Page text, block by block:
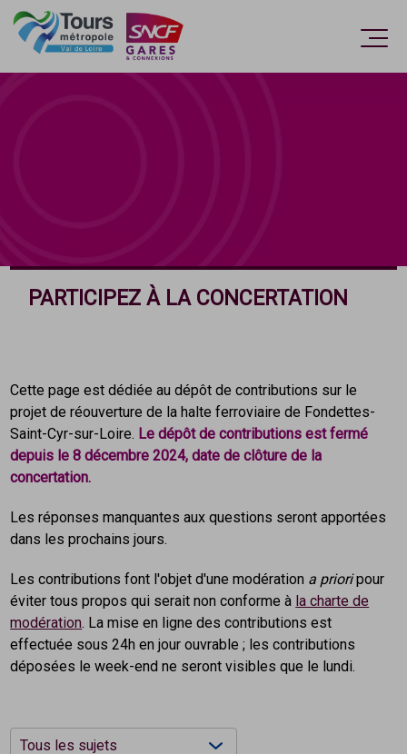
Accèder directement au contenu
PARTICIPEZ À LA CONCERTATION
Cette page est dédiée au dépôt de contributions sur le
projet de réouverture de la halte ferroviaire de Fondettes-
Saint-Cyr-sur-Loire. Le dépôt de contributions est fermé
depuis le 8 décembre 2024, date de clôture de la
concertation.
Les réponses manquantes aux questions seront apportées
dans les prochains jours.
Les contributions font l'objet d'une modération a prioripour
éviter tous propos qui serait non conforme à la charte de
modération. La mise en ligne des contributions est
effectuée sous 24h en jour ouvrable ; les contributions
déposées le week-end ne seront visibles que le lundi.
Filtrers les contributions
Choisissez un sujet